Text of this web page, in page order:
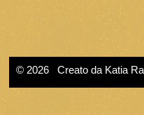
© 2026 Creato da Katia